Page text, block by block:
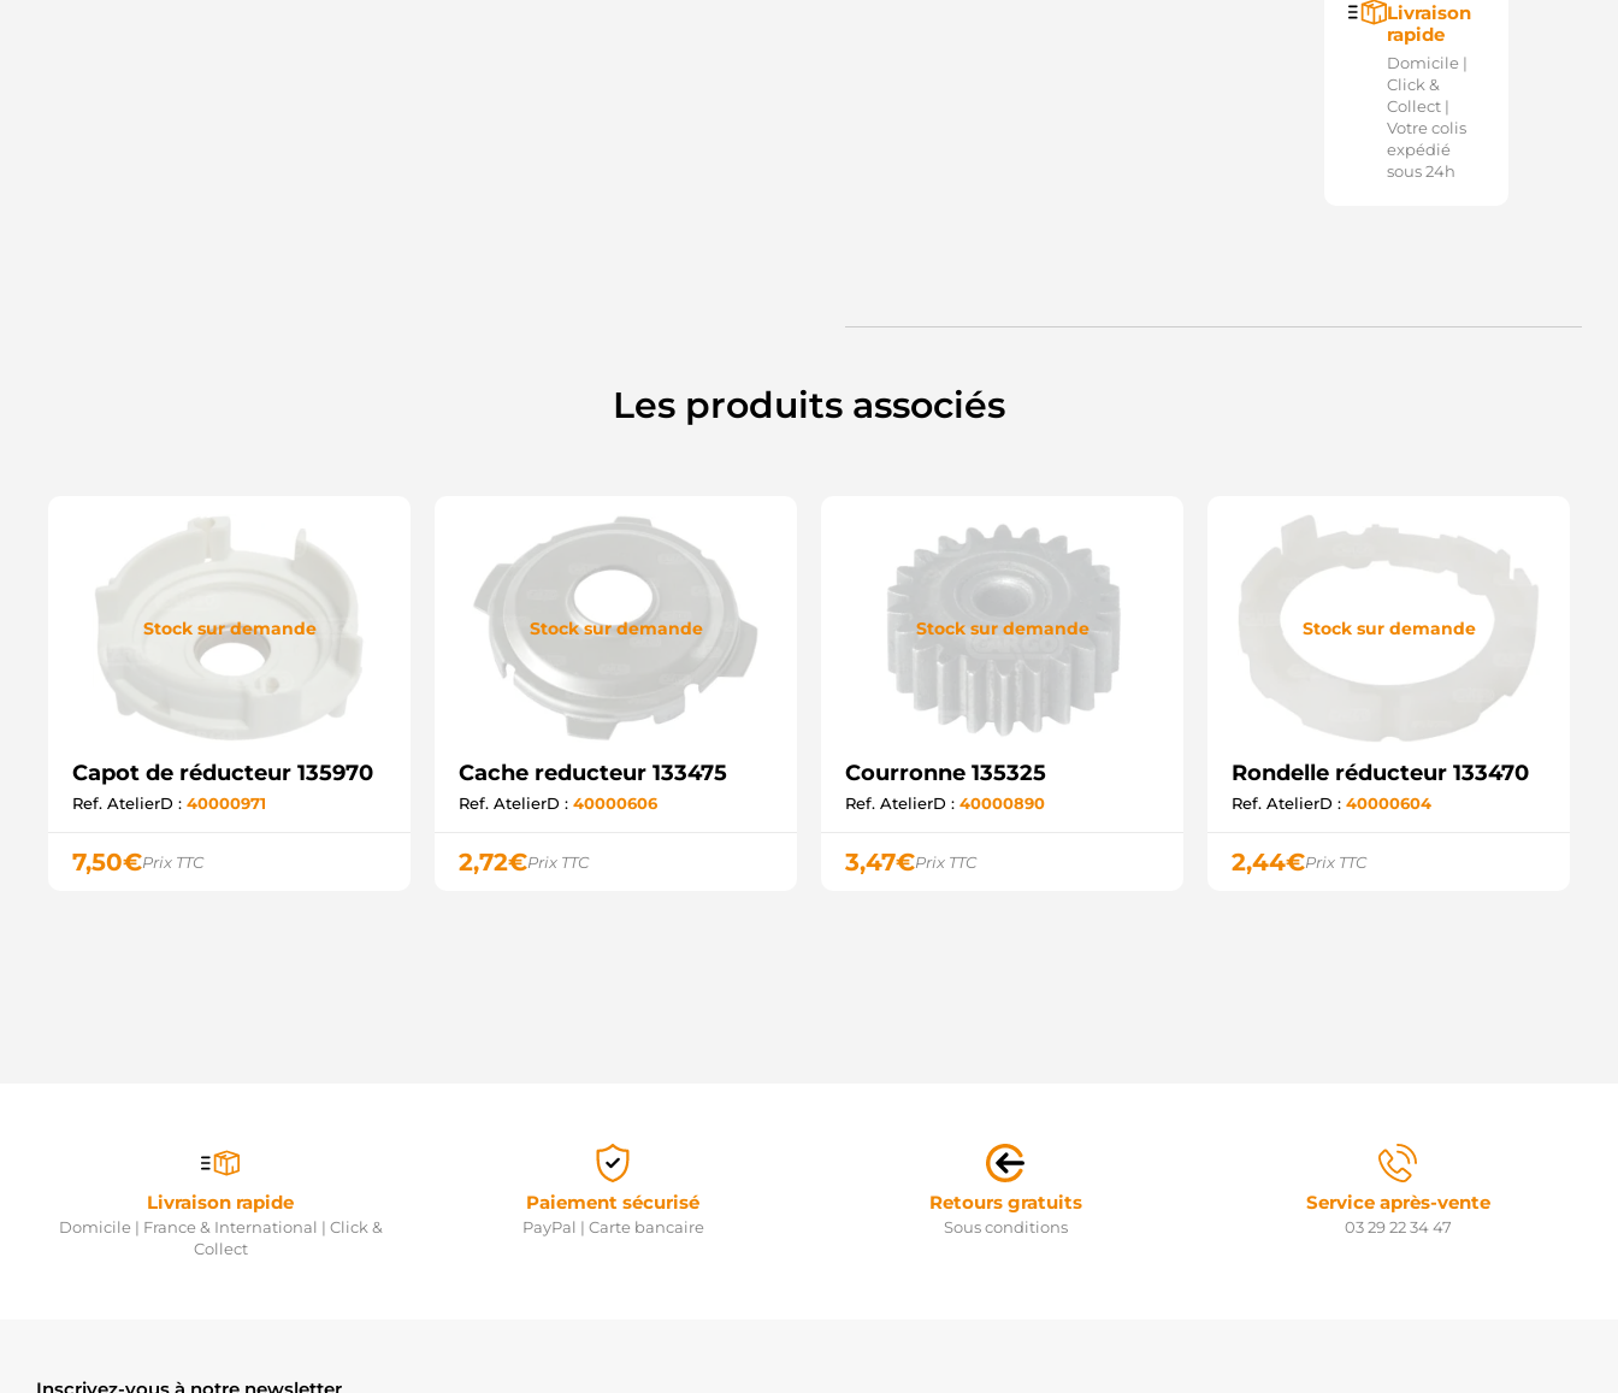
Livraison
rapide
Domicile |
Click &
Collect |
Votre colis
expédié
sous 24h
Les produits associés
Stock sur demande
Capot de réducteur 135970
Ref. AtelierD : 40000971
7,50€Prix TTC
Stock sur demande
Cache reducteur 133475
Ref. AtelierD : 40000606
2,72€Prix TTC
Stock sur demande
Courronne 135325
Ref. AtelierD : 40000890
3,47€Prix TTC
Stock sur demande
Rondelle réducteur 133470
Ref. AtelierD : 40000604
2,44€Prix TTC
Livraison rapide
Domicile | France & International | Click &
Collect
Paiement sécurisé
PayPal | Carte bancaire
Retours gratuits
Sous conditions
Service après-vente
03 29 22 34 47